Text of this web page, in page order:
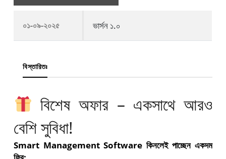
০১-০৯-২০২৫ ভার্সন ১.০
বিস্তারিতঃ
বিশেষ অফার – একসাথে আরও
বেশি সুবিধা!
Smart Management Software কিনলেই পাচ্ছেন একদম